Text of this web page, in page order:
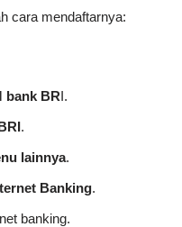
cara mendaftarnya:
bank BRI.
.
lainnya.
Banking.
banking.